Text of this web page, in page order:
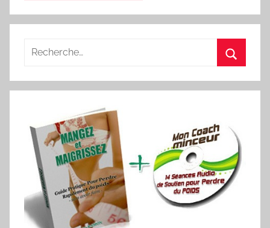
Recherche
: